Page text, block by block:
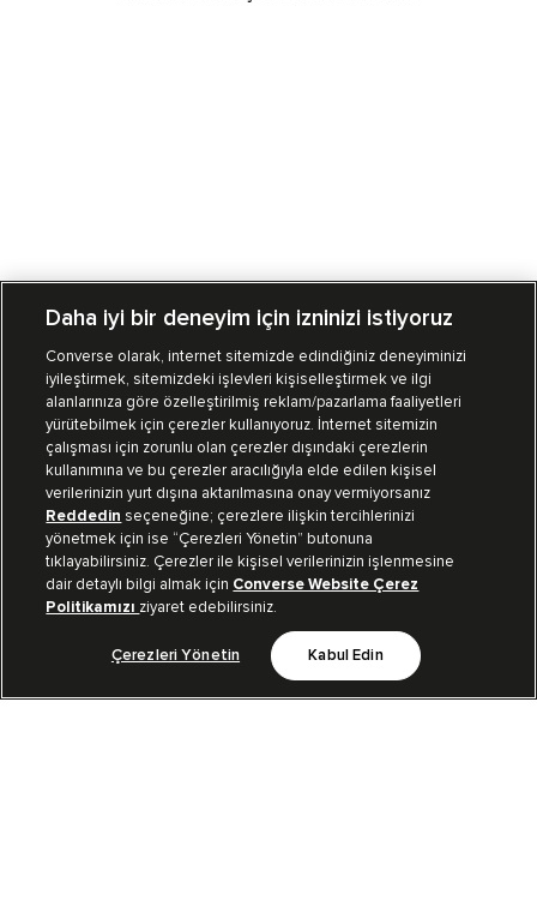
Mağazalarımız Sipariş Takibi
Müşteri İlişkileri
Koleksiyon
Kurumsal
Bizi Takip Et
Daha iyi bir deneyim için izninizi istiyoruz
Converse olarak, internet sitemizde edindiğiniz deneyiminizi
iyileştirmek, sitemizdeki işlevleri kişiselleştirmek ve ilgi
alanlarınıza göre özelleştirilmiş reklam/pazarlama faaliyetleri
yürütebilmek için çerezler kullanıyoruz. İnternet sitemizin
çalışması için zorunlu olan çerezler dışındaki çerezlerin
kullanımına ve bu çerezler aracılığıyla elde edilen kişisel
verilerinizin yurt dışına aktarılmasına onay vermiyorsanız
Reddedin seçeneğine; çerezlere ilişkin tercihlerinizi
yönetmek için ise “Çerezleri Yönetin” butonuna
tıklayabilirsiniz. Çerezler ile kişisel verilerinizin işlenmesine
dair detaylı bilgi almak için Converse Website Çerez
Politikamızı ziyaret edebilirsiniz.
Çerezleri Yönetin Kabul Edin